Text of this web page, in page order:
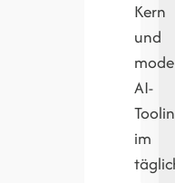
Kern
und
AI-
im